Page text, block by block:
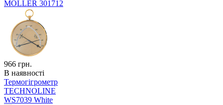
MOLLER 301712
966 грн.
В наявності
Термогігрометр
TECHNOLINE
WS7039 White